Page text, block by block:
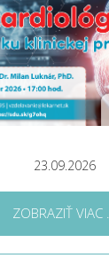
23.09.2026
ZOBRAZIŤ VIAC ...